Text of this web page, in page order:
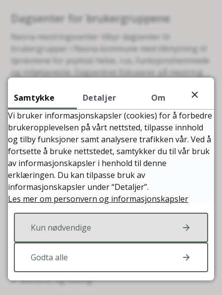
Dagsenter for brukergruppene
Nesna mestringssenter tilbyr dagsenter til
brukergrupper i Nesna kommune med tilknytning til
tjenestene for psykisk helse, rus, funksjonshemmede
og miljøtjeneste. Dagsentret fokuserer på mestring
Miljøterapeut tilrettelegger for aktiviteter. Det settes
opp en ukeplan med ulike tema hver uke.
Tilbudet er åpent alle hverdager fra 10:00 - 15:00.
Aktiviteter på dagsenteret:
Torsdagsklubb
Sanserom
Turgruppe
Musikkrom
Gymtimer
Båtturer og fisking
Samtykke Detaljer
Om
Vi bruker informasjonskapsler (cookies) for å forbedre
brukeropplevelsen på vårt nettsted, tilpasse innhold
og tilby funksjoner samt analysere trafikken vår. Ved å
fortsette å bruke nettstedet, samtykker du til vår bruk
av informasjonskapsler i henhold til denne
erklæringen. Du kan tilpasse bruk av
informasjonskapsler under “Detaljer”.
Les mer om personvern og informasjonskapsler
Kun nødvendige
Godta alle